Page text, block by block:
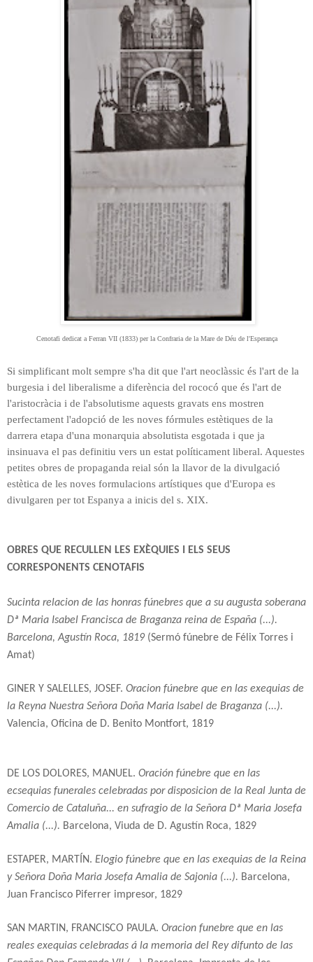
Cenotafi dedicat a Ferran VII (1833) per la Confraria de la Mare de Déu de l'Esperança
Si simplificant molt sempre s'ha dit que l'art neoclàssic és l'art de la
burgesia i del liberalisme a diferència del rococó que és l'art de
l'aristocràcia i de l'absolutisme aquests gravats ens mostren
perfectament l'adopció de les noves fórmules estètiques de la
darrera etapa d'una monarquia absolutista esgotada i que ja
insinuava el pas definitiu vers un estat políticament liberal. Aquestes
petites obres de propaganda reial són la llavor de la divulgació
estètica de les noves formulacions artístiques que d'Europa es
divulgaren per tot Espanya a inicis del s. XIX.
OBRES QUE RECULLEN LES EXÈQUIES I ELS SEUS
CORRESPONENTS CENOTAFIS
Sucinta relacion de las honras fúnebres que a su augusta soberana
Dª Maria Isabel Francisca de Braganza reina de España (...).
Barcelona, Agustín Roca, 1819 (Sermó fúnebre de Félix Torres i
Amat)
GINER Y SALELLES, JOSEF. Oracion fúnebre que en las exequias de
la Reyna Nuestra Señora Doña Maria Isabel de Braganza (...).
Valencia, Oficina de D. Benito Montfort, 1819
DE LOS DOLORES, MANUEL. Oración fúnebre que en las
ecsequias funerales celebradas por disposicion de la Real Junta de
Comercio de Cataluña... en sufragio de la Señora Dª Maria Josefa
Amalia (...). Barcelona, Viuda de D. Agustín Roca, 1829
ESTAPER, MARTÍN. Elogio fúnebre que en las exequias de la Reina
y Señora Doña Maria Josefa Amalia de Sajonia (...). Barcelona,
Juan Francisco Piferrer impresor, 1829
SAN MARTIN, FRANCISCO PAULA. Oracion funebre que en las
reales exequias celebradas á la memoria del Rey difunto de las